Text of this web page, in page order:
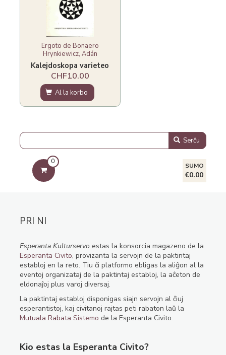
Ergoto de Bonaero
Hrynkiewicz, Adán
Kalejdoskopa varieteo
CHF10.00
Al la korbo
Serĉu
0
SUMO
€0.00
PRI NI
Esperanta Kulturservo estas la konsorcia magazeno de la
Esperanta Civito, provizanta la servojn de la paktintaj
establoj en la reto. Tiu ĉi platformo ebligas la aliĝon al la
eventoj organizataj de la paktintaj establoj, la aĉeton de
eldonaĵoj plus varoj diversaj.
La paktintaj establoj disponigas siajn servojn al ĉiuj
esperantistoj, kaj civitanoj rajtas peti rabaton laŭ la
Mutuala Rabata Sistemo de la Esperanta Civito.
Kio estas la Esperanta Civito?